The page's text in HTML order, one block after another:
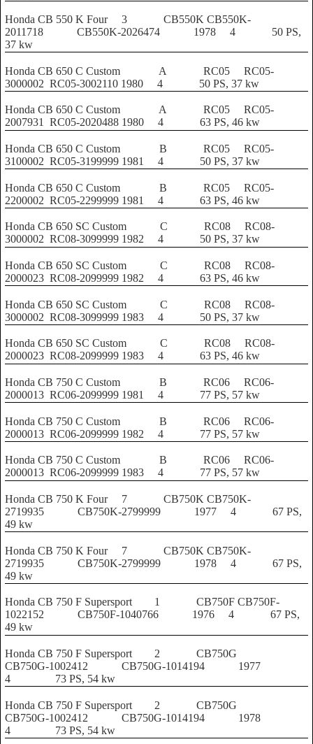
Honda CB 550 K Four 3 CB550K CB550K-
2011718
CB550K-2026474 1978 4
50 PS,
37 kw
Honda CB 650 C Custom A RC05
RC05-
3000002 RC05-3002110 1980 4 50 PS, 37 kw
Honda CB 650 C Custom A RC05
RC05-
2007931 RC05-2020488 1980 4 63 PS, 46 kw
Honda CB 650 C Custom B RC05
RC05-
3100002 RC05-3199999 1981 4 50 PS, 37 kw
Honda CB 650 C Custom B RC05
RC05-
2200002 RC05-2299999 1981 4 63 PS, 46 kw
Honda CB 650 SC Custom C RC08
RC08-
3000002 RC08-3099999 1982 4 50 PS, 37 kw
Honda CB 650 SC Custom C RC08
RC08-
2000023 RC08-2099999 1982 4 63 PS, 46 kw
Honda CB 650 SC Custom C RC08
RC08-
3000002 RC08-3099999 1983 4 50 PS, 37 kw
Honda CB 650 SC Custom C RC08
RC08-
2000023 RC08-2099999 1983 4 63 PS, 46 kw
Honda CB 750 C Custom B RC06
RC06-
2000013 RC06-2099999 1981 4 77 PS, 57 kw
Honda CB 750 C Custom B RC06
RC06-
2000013 RC06-2099999 1982 4 77 PS, 57 kw
Honda CB 750 C Custom B RC06
RC06-
2000013 RC06-2099999 1983 4 77 PS, 57 kw
Honda CB 750 K Four 7 CB750K CB750K-
2719935
CB750K-2799999 1977 4
67 PS,
49 kw
Honda CB 750 K Four 7 CB750K CB750K-
2719935
CB750K-2799999 1978 4
67 PS,
49 kw
Honda CB 750 F Supersport 1 CB750F CB750F-
1022152
CB750F-1040766 1976 4
67 PS,
49 kw
Honda CB 750 F Supersport 2
CB750G
CB750G-1002412
CB750G-1014194
1977
4
73 PS, 54 kw
Honda CB 750 F Supersport 2
CB750G
CB750G-1002412
CB750G-1014194
1978
4
73 PS, 54 kw